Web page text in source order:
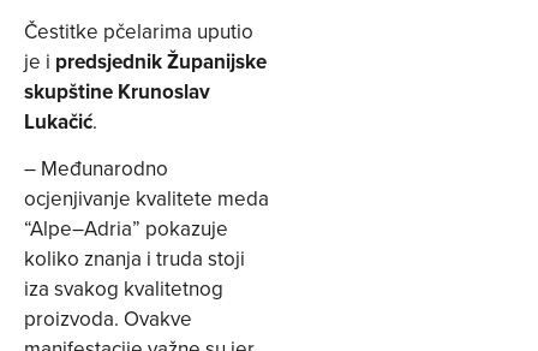
Čestitke pčelarima uputio
je i predsjednik Županijske
skupštine Krunoslav
Lukačić.
– Međunarodno
ocjenjivanje kvalitete meda
“Alpe–Adria” pokazuje
koliko znanja i truda stoji
iza svakog kvalitetnog
proizvoda. Ovakve